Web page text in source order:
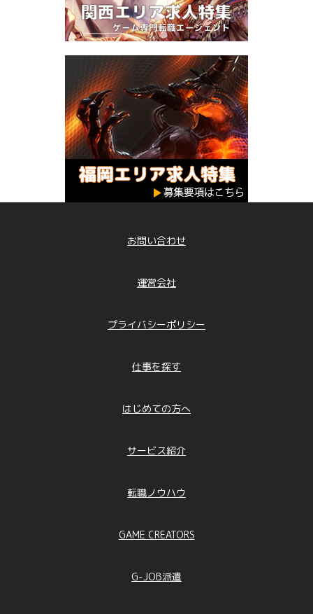
お問い合わせ
運営会社
プライバシーポリシー
仕事を探す
はじめての方へ
サービス紹介
転職ノウハウ
GAME CREATORS
G-JOB派遣